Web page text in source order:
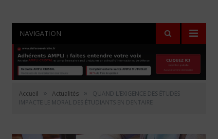
NAVIGATION
Accueil » Actualités »
QUAND L’EXIGENCE DES ÉTUDES
IMPACTE LE MORAL DES ÉTUDIANTS EN DENTAIRE